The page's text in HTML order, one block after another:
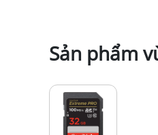
Sản phẩm